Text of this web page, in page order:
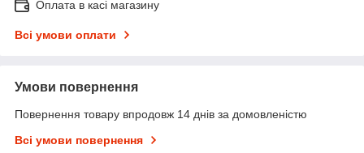
Оплата в касі магазину
Всі умови оплати
Умови повернення
Повернення товару впродовж 14 днів за домовленістю
Всі умови повернення